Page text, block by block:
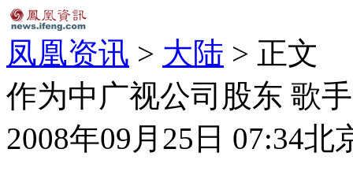
凤凰资讯 > 大陆 > 正文
作为中广视公司股东 歌
2008年09月25日 07:34北